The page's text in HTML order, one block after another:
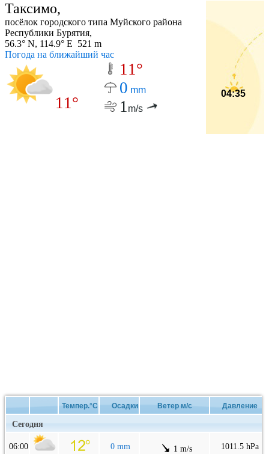
Таксимо,
посёлок городского типа Муйского района
Республики Бурятия,
56.3° N, 114.9° E 521 m
Погода на ближайший час
11°
11°
0 mm
1m/s
04:35
Темпер.°C Осадки Ветер м/с Давление
Сегодня
06:00 0 mm 1 m/s 1011.5 hPa